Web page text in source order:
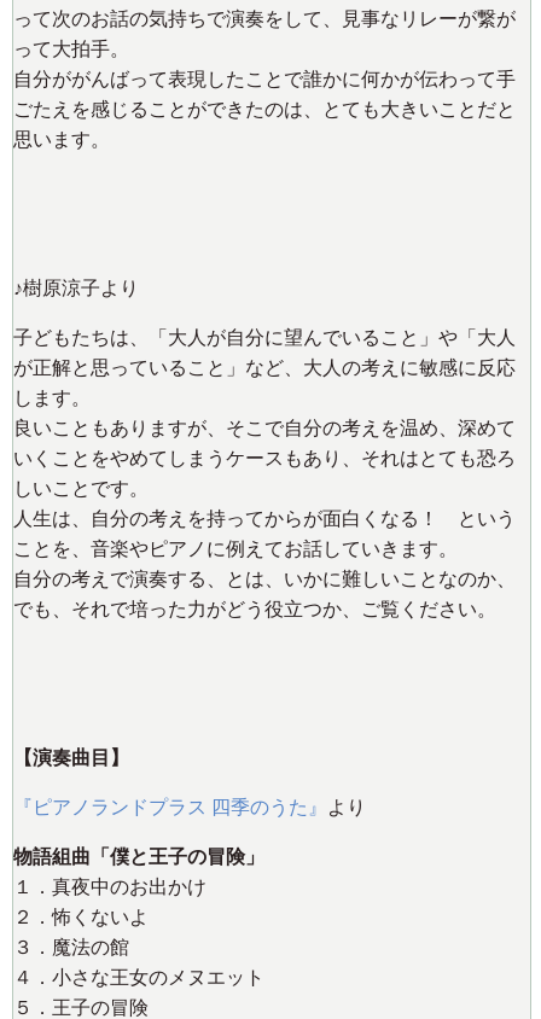
って次のお話の気持ちで演奏をして、見事なリレーが繋が
って大拍手。
自分ががんばって表現したことで誰かに何かが伝わって手
ごたえを感じることができたのは、とても大きいことだと
思います。
♪樹原涼子より
子どもたちは、「大人が自分に望んでいること」や「大人
が正解と思っていること」など、大人の考えに敏感に反応
します。
良いこともありますが、そこで自分の考えを温め、深めて
いくことをやめてしまうケースもあり、それはとても恐ろ
しいことです。
人生は、自分の考えを持ってからが面白くなる！ という
ことを、音楽やピアノに例えてお話していきます。
自分の考えで演奏する、とは、いかに難しいことなのか、
でも、それで培った力がどう役立つか、ご覧ください。
【演奏曲目】
『ピアノランドプラス 四季のうた』 より
物語組曲「僕と王子の冒険」
１．真夜中のお出かけ
２．怖くないよ
３．魔法の館
４．小さな王女のメヌエット
５．王子の冒険